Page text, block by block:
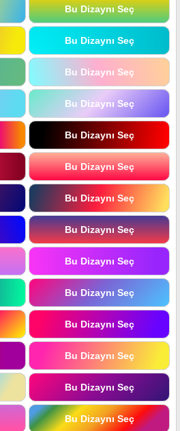
Bu Dizaynı Seç
Bu Dizaynı Seç
Bu Dizaynı Seç
Bu Dizaynı Seç
Bu Dizaynı Seç
Bu Dizaynı Seç
Bu Dizaynı Seç
Bu Dizaynı Seç
Bu Dizaynı Seç
Bu Dizaynı Seç
Bu Dizaynı Seç
Bu Dizaynı Seç
Bu Dizaynı Seç
Bu Dizaynı Seç